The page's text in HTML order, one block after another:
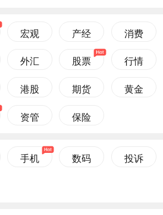
宏观 产经 消费
外汇 股票 行情
港股 期货 黄金
资管 保险
手机 数码 投诉